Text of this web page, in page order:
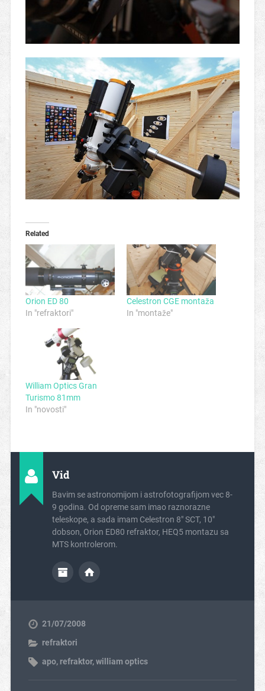
Related
Orion ED 80
In "refraktori"
Celestron CGE montaža
In "montaže"
William Optics Gran
Turismo 81mm
In "novosti"
Vid
Bavim se astronomijom i astrofotografijom vec 8-
9 godina. Od opreme sam imao raznorazne
teleskope, a sada imam Celestron 8" SCT, 10"
dobson, Orion ED80 refraktor, HEQ5 montazu sa
MTS kontrolerom.
21/07/2008
refraktori
apo, refraktor,william optics